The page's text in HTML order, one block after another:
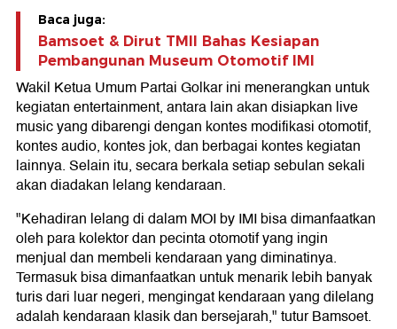
Baca juga:
Bamsoet & Dirut TMII Bahas Kesiapan
Pembangunan Museum Otomotif IMI
Wakil Ketua Umum Partai Golkar ini menerangkan untuk
kegiatan entertainment, antara lain akan disiapkan live
music yang dibarengi dengan kontes modifikasi otomotif,
kontes audio, kontes jok, dan berbagai kontes kegiatan
lainnya. Selain itu, secara berkala setiap sebulan sekali
akan diadakan lelang kendaraan.
"Kehadiran lelang di dalam MOI by IMI bisa dimanfaatkan
oleh para kolektor dan pecinta otomotif yang ingin
menjual dan membeli kendaraan yang diminatinya.
Termasuk bisa dimanfaatkan untuk menarik lebih banyak
turis dari luar negeri, mengingat kendaraan yang dilelang
adalah kendaraan klasik dan bersejarah," tutur Bamsoet.